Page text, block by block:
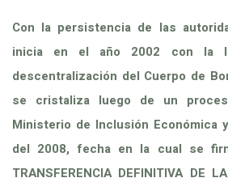
Con la persistencia de las
inicia en el año 2002 con la
descentralización del Cuerpo de
se cristaliza luego de un
Ministerio de Inclusión Económica
del 2008, fecha en la cual se
TRANSFERENCIA DEFINITIVA DE